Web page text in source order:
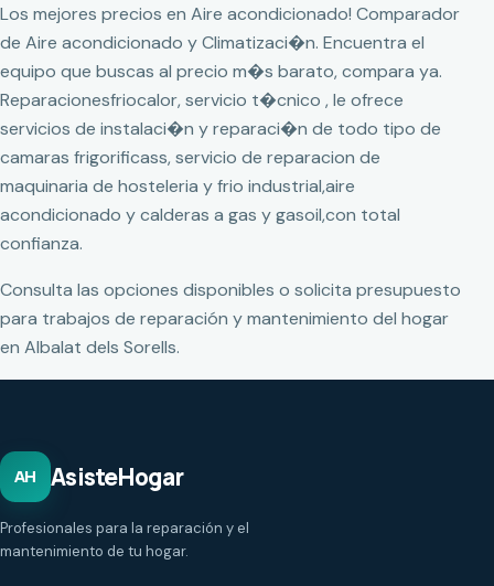
Los mejores precios en Aire acondicionado! Comparador
de Aire acondicionado y Climatizaci�n. Encuentra el
equipo que buscas al precio m�s barato, compara ya.
Reparacionesfriocalor, servicio t�cnico , le ofrece
servicios de instalaci�n y reparaci�n de todo tipo de
camaras frigorificass, servicio de reparacion de
maquinaria de hosteleria y frio industrial,aire
acondicionado y calderas a gas y gasoil,con total
confianza.
Consulta las opciones disponibles o solicita presupuesto
para trabajos de reparación y mantenimiento del hogar
en Albalat dels Sorells.
AH AsisteHogar
Profesionales para la reparación y el
mantenimiento de tu hogar.